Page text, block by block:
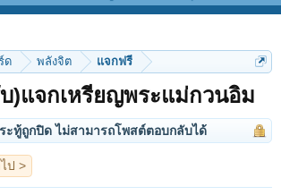
ด พลังจิต แจกฟรี
)แจกเหรียญพระแม่กวนอิม
ะทู้ถูกปิด ไม่สามารถโพสต์ตอบกลับได้